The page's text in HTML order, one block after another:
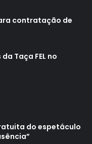
contratação de
Taça FEL no
do espetáculo